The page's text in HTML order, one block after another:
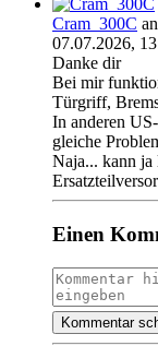
Cram_300C
07.07.2026,
Danke dir
Bei mir
Türgriff,
In anderen
gleiche
Naja... kann ja
Einen
Kommentar